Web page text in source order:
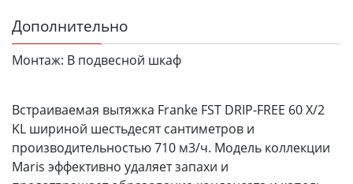
Дополнительно
Монтаж: В подвесной шкаф
Встраиваемая вытяжка Franke FST DRIP-FREE 60 X/2
KL шириной шестьдесят сантиметров и
производительностью 710 м3/ч. Модель коллекции
Maris эффективно удаляет запахи и